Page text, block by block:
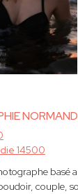
14500
basé
couple,